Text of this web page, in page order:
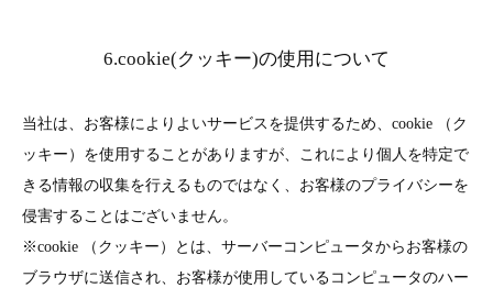
6.cookie(クッキー)の使用について
当社は、お客様によりよいサービスを提供するため、cookie （ク
ッキー）を使用することがありますが、これにより個人を特定で
きる情報の収集を行えるものではなく、お客様のプライバシーを
侵害することはございません。
※cookie （クッキー）とは、サーバーコンピュータからお客様の
ブラウザに送信され、お客様が使用しているコンピュータのハー